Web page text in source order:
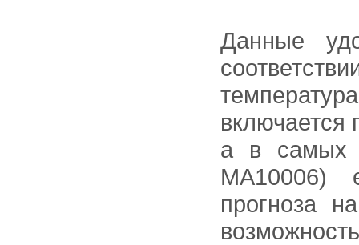
Данные
включается
а в самых
MA10006)
прогноза